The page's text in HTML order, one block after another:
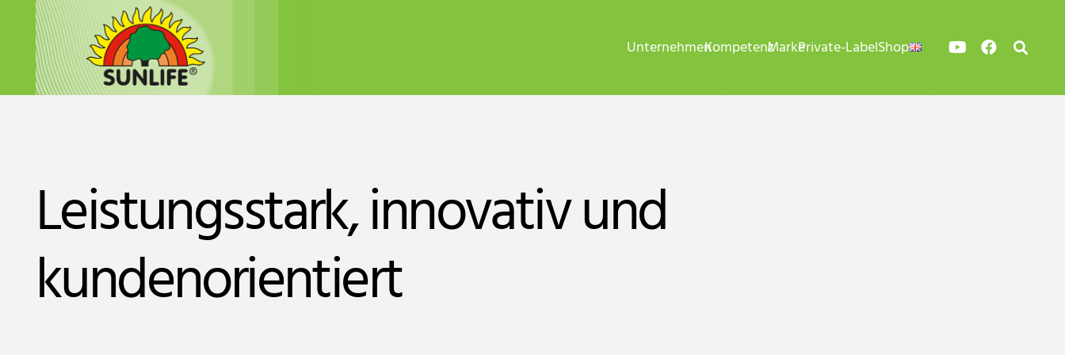
UnternehmenKompetenzMarkePrivate-LabelShop
Leistungsstark, innovativ und
kundenorientiert